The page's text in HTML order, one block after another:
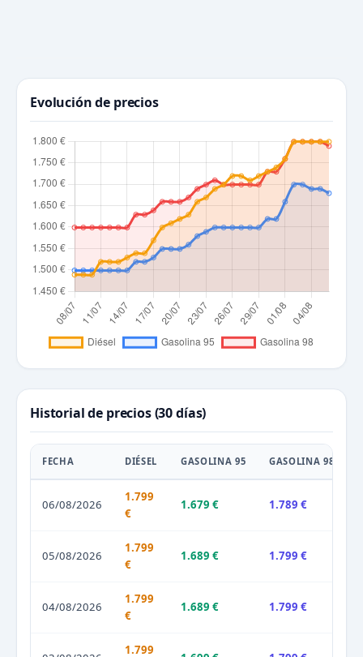
Evolución de precios
Historial de precios (30 días)
FECHA DIÉSEL GASOLINA 95 GASOLINA 98
06/08/2026
1.799
€
1.679 € 1.789 €
05/08/2026
1.799
€
1.689 € 1.799 €
04/08/2026
1.799
€
1.689 € 1.799 €
1.799